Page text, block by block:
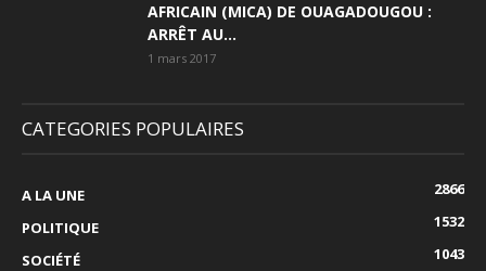
AFRICAIN (MICA) DE OUAGADOUGOU :
ARRÊT AU...
1 mars 2017
CATEGORIES POPULAIRES
A LA UNE
2866
POLITIQUE
1532
SOCIÉTÉ
1043